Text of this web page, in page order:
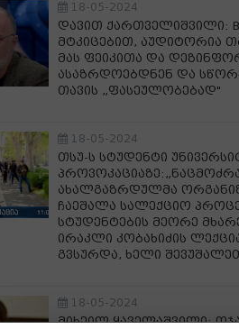
18-05-2024
დავით ქართველიშვილი:
მტკიცებით, აუდიტორია
მას ფეიკითა და
ასაზრდოებდნენ და
თავის „ფასეულობებად"
18-05-2024
თსუ-ს სტუდენტი
ახალგაზრდულმა
ჩაეშალა სალექციო
სტუდენტების მეორე
ირაკლი კობახიძის
გვსურდა, ხელი
18-05-2024
მიხეილ ყაველაშვილი: